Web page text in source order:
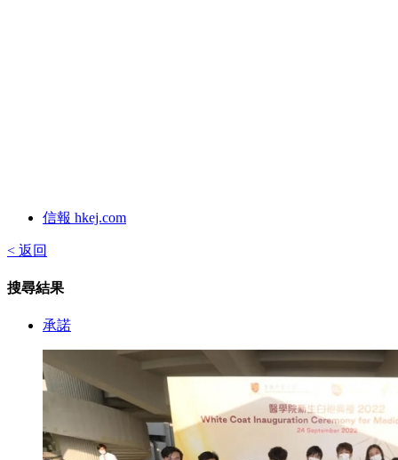
信報 hkej.com
< 返回
搜尋結果
承諾